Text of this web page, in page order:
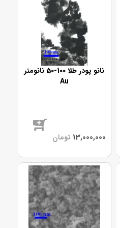
نانو پودر طلا 100-50 نانومتر
Au
موجود